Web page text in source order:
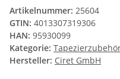
Artikelnummer: 25604
GTIN: 4013307319306
HAN: 95930099
Kategorie:
Hersteller: Ciret GmbH